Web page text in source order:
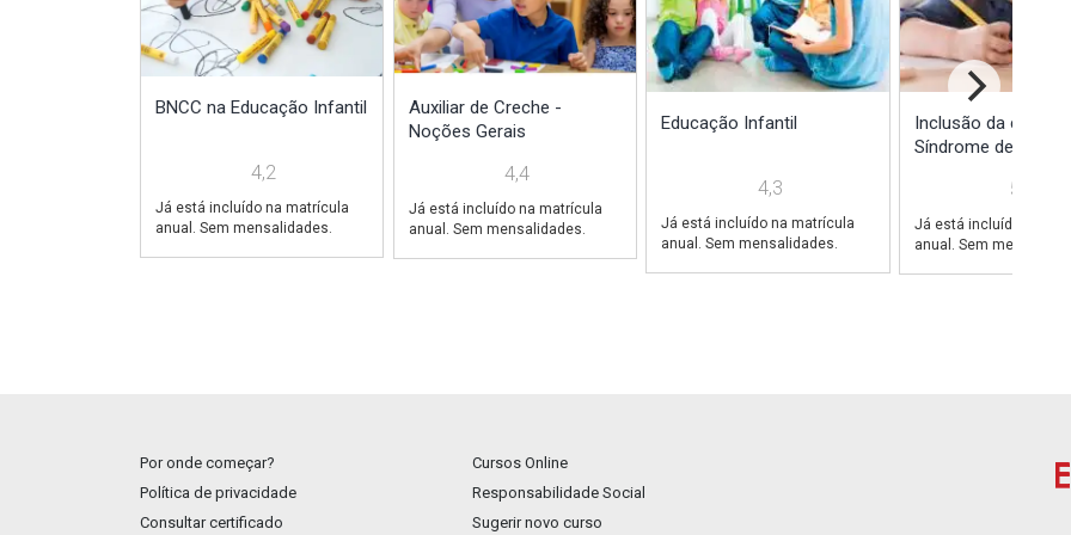
BNCC na Educação Infantil
4,2
Já está incluído na matrícula
anual. Sem mensalidades.
Auxiliar de Creche -
Noções Gerais
4,4
Já está incluído na matrícula
anual. Sem mensalidades.
Educação Infantil
4,3
Já está incluído na matrícula
anual. Sem mensalidades.
Inclusão da criança
Síndrome de...
5,0
Já está incluído na
anual. Sem
Por onde começar?
Cursos Online
Política de privacidade
Responsabilidade Social
Consultar certificado
Sugerir novo curso